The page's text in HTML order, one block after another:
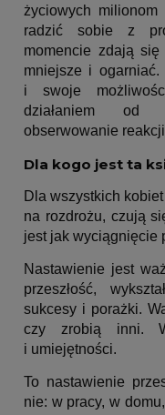
życiowych
radzić sobie z
momencie zdają
mniejsze i
i swoje
działaniem od
obserwowanie reakcji
Dla kogo jest ta
Dla wszystkich
na rozdrożu, czują
jest jak wyciągnięcie
Nastawienie jest
przeszłość,
sukcesy i porażki.
czy zrobią inni.
i umiejętności.
To nastawienie
nie: w pracy, w